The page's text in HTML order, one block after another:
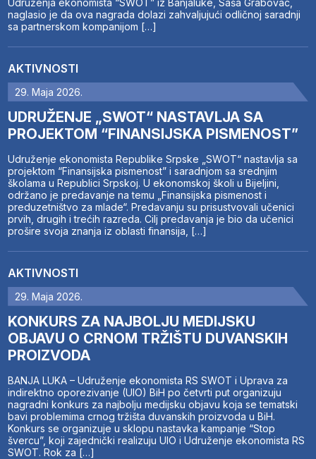
naglasio je da ova nagrada dolazi zahvaljujući odličnoj saradnji
sa partnerskom kompanijom […]
AKTIVNOSTI
29. Maja 2026.
UDRUŽENJE „SWOT“ NASTAVLJA SA
PROJEKTOM “FINANSIJSKA PISMENOST”
Udruženje ekonomista Republike Srpske „SWOT“ nastavlja sa
projektom “Finansijska pismenost” i saradnjom sa srednjim
školama u Republici Srpskoj. U ekonomskoj školi u Bijeljini,
održano je predavanje na temu „Finansijska pismenost i
preduzetništvo za mlade“. Predavanju su prisustvovali učenici
prvih, drugih i trećih razreda. Cilj predavanja je bio da učenici
prošire svoja znanja iz oblasti finansija, […]
AKTIVNOSTI
29. Maja 2026.
KONKURS ZA NAJBOLJU MEDIJSKU
OBJAVU O CRNOM TRŽIŠTU DUVANSKIH
PROIZVODA
BANJA LUKA – Udruženje ekonomista RS SWOT i Uprava za
indirektno oporezivanje (UIO) BiH po četvrti put organizuju
nagradni konkurs za najbolju medijsku objavu koja se tematski
bavi problemima crnog tržišta duvanskih proizvoda u BiH.
Konkurs se organizuje u sklopu nastavka kampanje “Stop
švercu”, koji zajednički realizuju UIO i Udruženje ekonomista RS
SWOT. Rok za […]